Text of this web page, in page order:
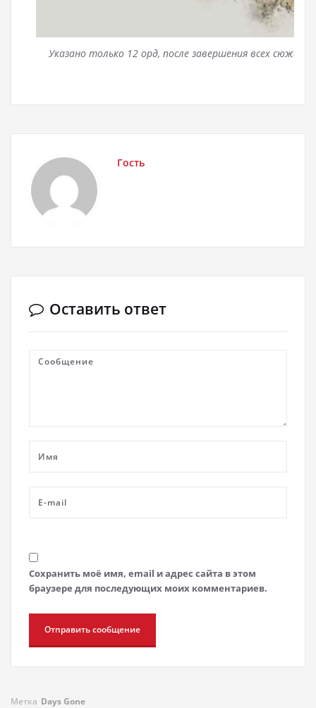
Указано только 12 орд, после завершения всех
Гость
Оставить ответ
Сохранить моё имя, email и адрес сайта в этом
браузере для последующих моих комментариев.
Метка Days Gone